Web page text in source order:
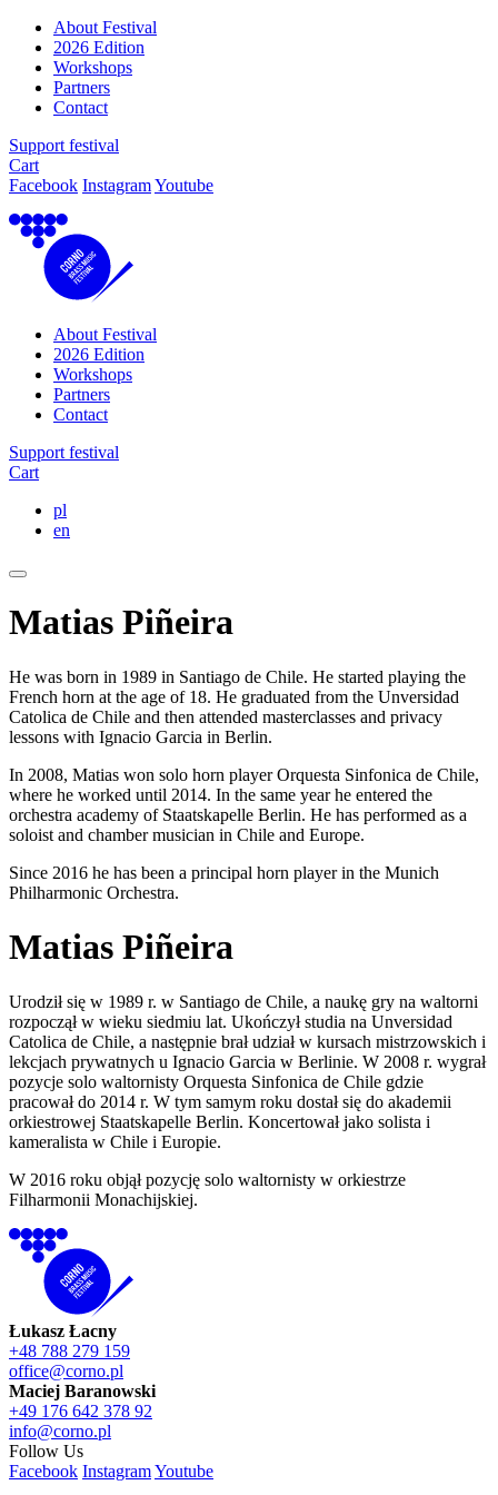
About Festival
2026 Edition
Workshops
Partners
Contact
Support festival
Cart
Facebook InstagramYoutube
About Festival
2026 Edition
Workshops
Partners
Contact
Support festival
Cart
pl
en
Matias Piñeira
He was born in 1989 in Santiago de Chile. He started playing the
French horn at the age of 18. He graduated from the Unversidad
Catolica de Chile and then attended masterclasses and privacy
lessons with Ignacio Garcia in Berlin.
In 2008, Matias won solo horn player Orquesta Sinfonica de Chile,
where he worked until 2014. In the same year he entered the
orchestra academy of Staatskapelle Berlin. He has performed as a
soloist and chamber musician in Chile and Europe.
Since 2016 he has been a principal horn player in the Munich
Philharmonic Orchestra.
Matias Piñeira
Urodził się w 1989 r. w Santiago de Chile, a naukę gry na waltorni
rozpoczął w wieku siedmiu lat. Ukończył studia na Unversidad
Catolica de Chile, a następnie brał udział w kursach mistrzowskich i
lekcjach prywatnych u Ignacio Garcia w Berlinie. W 2008 r. wygrał
pozycje solo waltornisty Orquesta Sinfonica de Chile gdzie
pracował do 2014 r. W tym samym roku dostał się do akademii
orkiestrowej Staatskapelle Berlin. Koncertował jako solista i
kameralista w Chile i Europie.
W 2016 roku objął pozycję solo waltornisty w orkiestrze
Filharmonii Monachijskiej.
Łukasz Łacny
+48 788 279 159
office@corno.pl
Maciej Baranowski
+49 176 642 378 92
info@corno.pl
Follow Us
Facebook InstagramYoutube